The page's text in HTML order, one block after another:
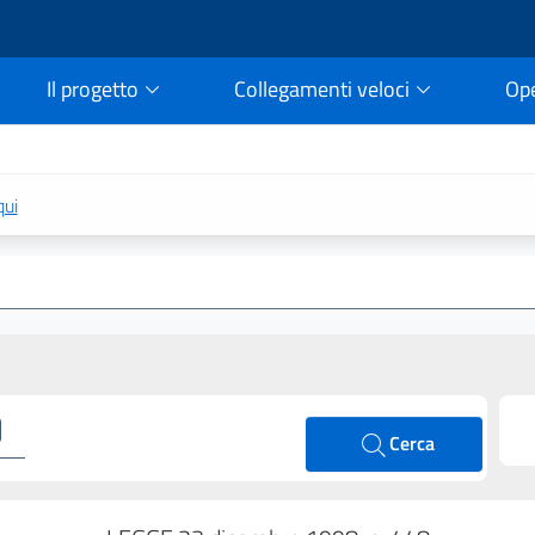
Il progetto Collegamenti veloci
Cerca